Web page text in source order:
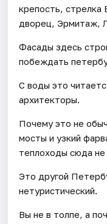
крепость, стрелка
дворец, Эрмитаж,
Фасады здесь
побеждать
С воды это
архитекторы.
Почему это не
мосты и узкий
теплоходы сюда
Это другой
нетуристический.
Вы не в толпе, а